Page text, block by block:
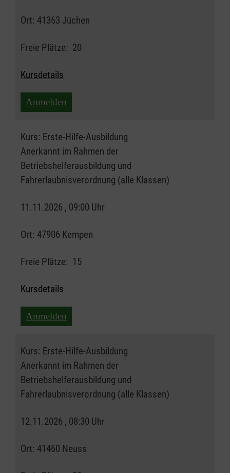
Ort: 41363 Jüchen
Freie Plätze: 20
Kursdetails
Anmelden
Kurs: Erste-Hilfe-Ausbildung
Anerkannt im Rahmen der
Betriebshelferausbildung und
Fahrerlaubnisverordnung (alle Klassen)
11.11.2026 , 09:00 Uhr
Ort: 47906 Kempen
Freie Plätze: 15
Kursdetails
Anmelden
Kurs: Erste-Hilfe-Ausbildung
Anerkannt im Rahmen der
Betriebshelferausbildung und
Fahrerlaubnisverordnung (alle Klassen)
12.11.2026 , 08:30 Uhr
Ort: 41460 Neuss